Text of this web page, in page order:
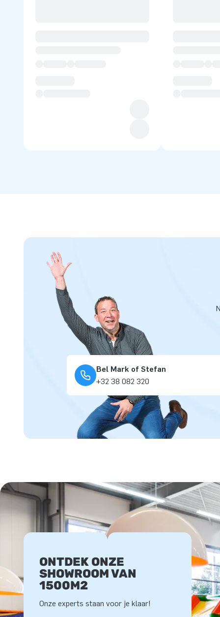
Bel Mark of Stefan
+32 38 082 320
ONTDEK ONZE
SHOWROOM VAN
1500M2
Onze experts staan voor je klaar!